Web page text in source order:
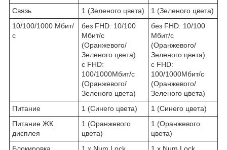
Связь
1 (Зеленого цвета)
1 (Зеленого цвета)
10/100/1000 Мбит/
с
без FHD: 10/100
Мбит/с
(Оранжевого/
Зеленого цвета)
с FHD:
100/1000Мбит/с
(Оранжевого/
Зеленого цвета)
без FHD: 10/100
Мбит/с
(Оранжевого/
Зеленого цвета)
с FHD:
100/1000Мбит/с
(Оранжевого/
Зеленого цвета)
Питание
1 (Синего цвета)
1 (Синего цвета)
Питание ЖК
дисплея
1 (Оранжевого
цвета)
1 (Оранжевого
цвета)
Блокировка
1 x Num Lock 1 x Num Lock